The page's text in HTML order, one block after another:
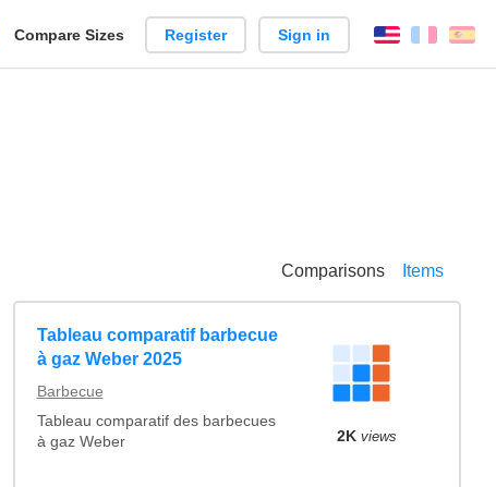
Create
Compare Sizes Register Sign in English
Comparisons Items
Tableau comparatif barbecue
à gaz Weber 2025
Barbecue
Tableau comparatif des barbecues
à gaz Weber
2K views